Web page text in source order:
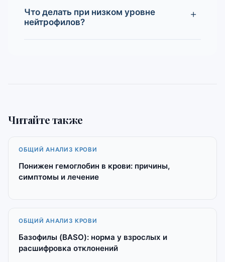
Что делать при низком уровне
нейтрофилов?
Читайте также
ОБЩИЙ АНАЛИЗ КРОВИ
Понижен гемоглобин в крови: причины,
симптомы и лечение
ОБЩИЙ АНАЛИЗ КРОВИ
Базофилы (BASO): норма у взрослых и
расшифровка отклонений